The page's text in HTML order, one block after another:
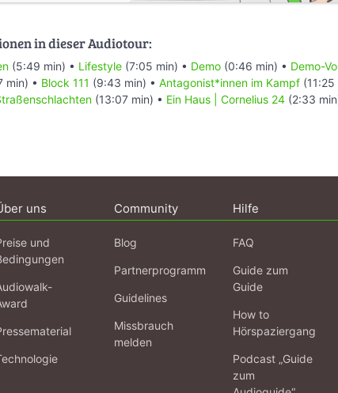
in dieser Audiotour:
(5:49 min) • Lifestyle (7:05 min) • Demo (0:46 min) • Demo-
min) • Block 111 (9:43 min) • Antagonist*innen im Kampf (11:25
(13:07 min) • Ein Haus | Cornelius 24 (2:33
uns
und
Community
Blog
Partnerprogramm
Guidelines
Missbrauch
melden
Hilfe
FAQ
Guide zum
Guide
How to
Hörspaziergang
Podcast „Guide
zum